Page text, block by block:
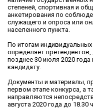
степеней, спортивная и
анкетирования по
служащего и опроса или
населенного пункта.
По итогам
определяет
позднее 30 июля 2020
кандидату.
Документы и материалы,
первом этапе конкурса, а
направляются
августа 2020 года до 18.30